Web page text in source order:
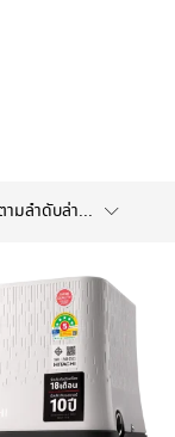
เรียงตามลำดับล่าสุด